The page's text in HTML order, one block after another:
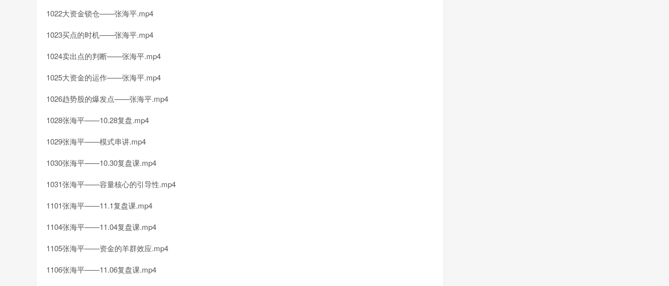
1022大资金锁仓——张海平.mp4
1023买点的时机——张海平.mp4
1024卖出点的判断——张海平.mp4
1025大资金的运作——张海平.mp4
1026趋势股的爆发点——张海平.mp4
1028张海平——10.28复盘.mp4
1029张海平——模式串讲.mp4
1030张海平——10.30复盘课.mp4
1031张海平——容量核心的引导性.mp4
1101张海平——11.1复盘课.mp4
1104张海平——11.04复盘课.mp4
1105张海平——资金的羊群效应.mp4
1106张海平——11.06复盘课.mp4